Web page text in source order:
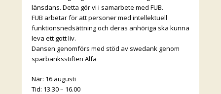
länsdans. Detta gör vi i samarbete med FUB.
FUB arbetar för att personer med intellektuell
funktionsnedsättning och deras anhöriga ska kunna
leva ett gott liv.
Dansen genomförs med stöd av swedank genom
sparbanksstiften Alfa
När: 16 augusti
Tid: 13.30 – 16.00